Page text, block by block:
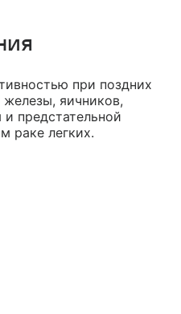
при поздних
яичников,
предстательной
раке легких.